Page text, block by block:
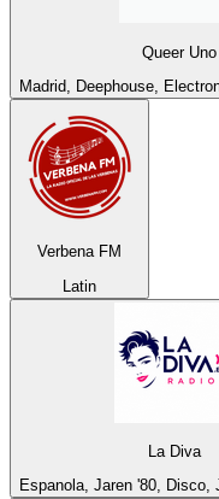
Queer Uno
Madrid, Deephouse,
Verbena FM
Latin
La Diva
Espanola, Jaren '80, Disco,